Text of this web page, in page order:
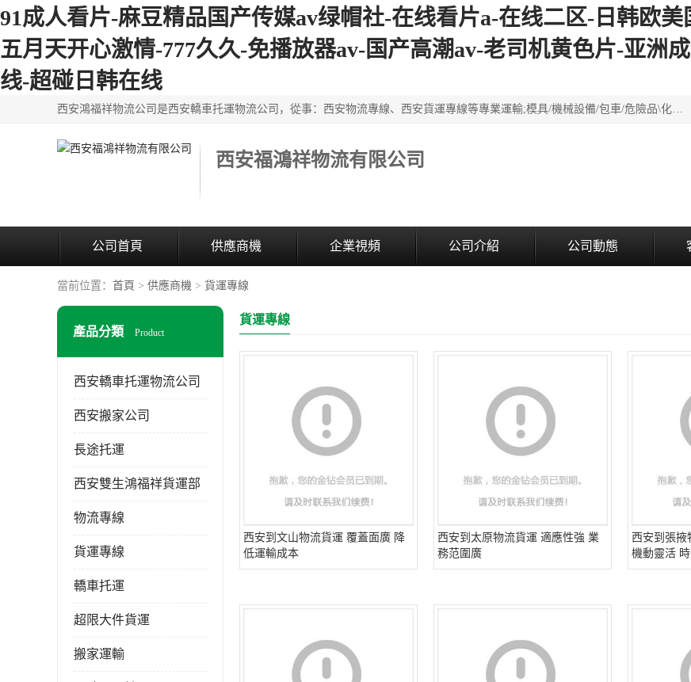
91成人看片-麻豆精品国产传媒av绿帽社-在线看片a-在线二区-日韩欧
五月天开心激情-777久久-免播放器av-国产高潮av-老司机黄色片-亚洲
线-超碰日韩在线
西安鴻福祥物流公司是西安轎車托運物流公司，從事：西安物流專線、西安貨運專線等專業運輸;模具/機械設備/包車/危險品\化工涂料/油漆機油\普通貨物\食品\家具\貴重貨物運輸/易碎品運輸/工藝品\行李\搬家運輸等超限大件貨物專業運輸服務為一體。
西安福鴻祥物流有限公司
公司首頁 供應商機 企業視頻 公司介紹 公司動態
當前位置： 首頁 > 供應商機 > 貨運專線
產品分類 Product
西安轎車托運物流公司
西安搬家公司
長途托運
西安雙生鴻福祥貨運部
物流專線
貨運專線
轎車托運
超限大件貨運
搬家運輸
貨運專線
西安到文山物流貨運 覆蓋面廣 降
低運輸成本
西安到太原物流貨運 適應性強 業
務范圍廣
西安到張掖
機動靈活